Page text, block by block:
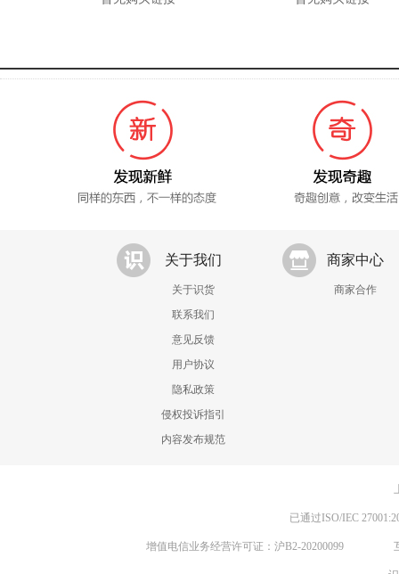
关于我们
关于识货
联系我们
意见反馈
用户协议
隐私政策
侵权投诉指引
内容发布规范
商家中心
商家合作
已通过ISO/IEC
增值电信业务经营许可证：沪B2-20200099